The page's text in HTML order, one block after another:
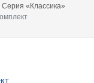
Серия «Классика»